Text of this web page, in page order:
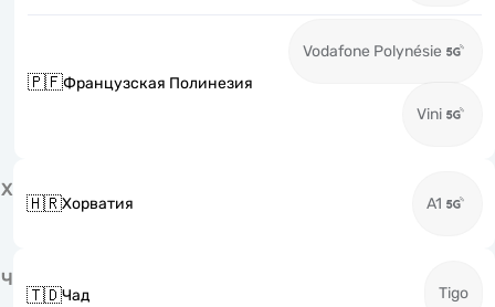
🇵🇫Французская Полинезия
Vodafone Polynésie
Vini
Х
🇭🇷Хорватия A1
Ч
🇹🇩Чад Tigo